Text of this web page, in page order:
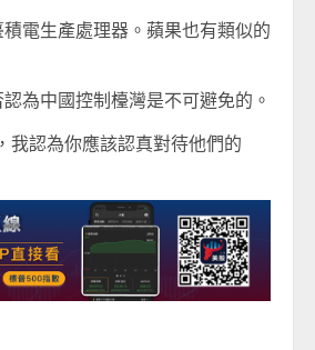
電生產處理器。蘋果也有類似的
為中國控制檯灣是不可避免的。
我認為你應該認真對待他們的